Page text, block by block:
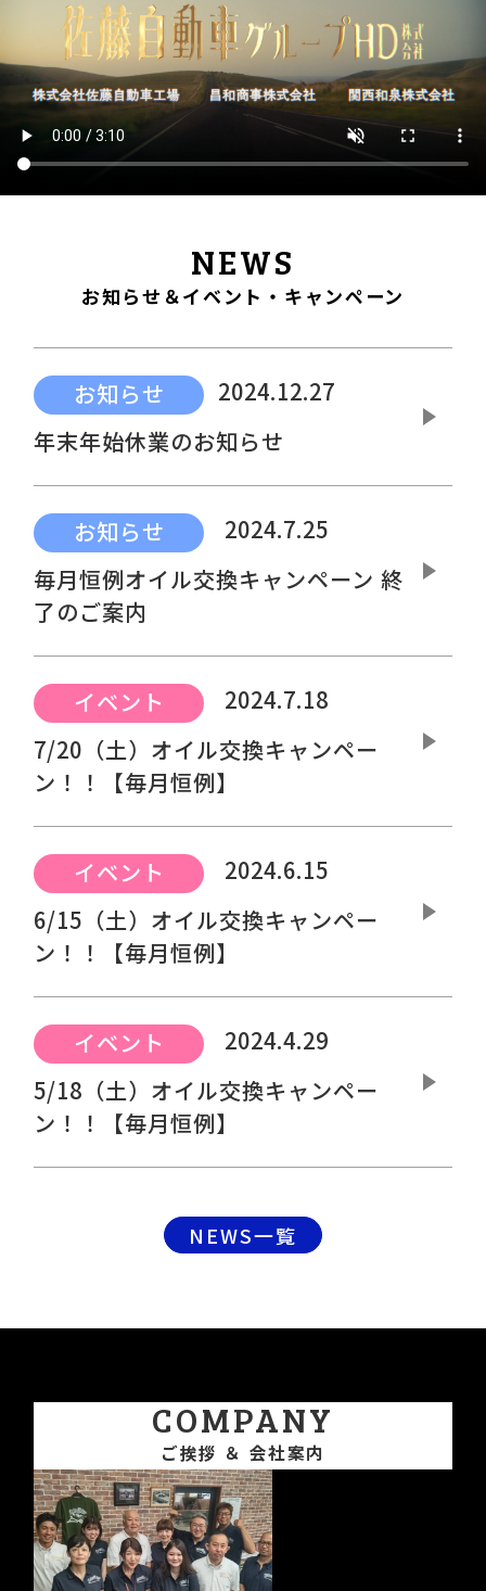
NEWS
お知らせ＆イベント・キャンペーン
お知らせ
2024.12.27
年末年始休業のお知らせ
お知らせ
2024.7.25
毎月恒例オイル交換キャンペーン 終
了のご案内
イベント
2024.7.18
7/20（土）オイル交換キャンペー
ン！！【毎月恒例】
イベント
2024.6.15
6/15（土）オイル交換キャンペー
ン！！【毎月恒例】
イベント
2024.4.29
5/18（土）オイル交換キャンペー
ン！！【毎月恒例】
NEWS一覧
COMPANY
ご挨拶 ＆ 会社案内